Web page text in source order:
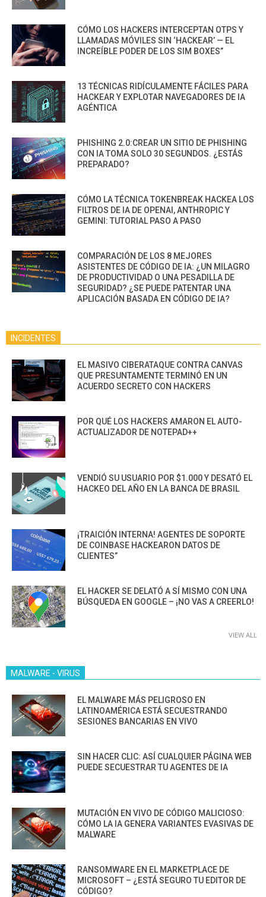
CÓMO LOS HACKERS INTERCEPTAN OTPS Y
LLAMADAS MÓVILES SIN ‘HACKEAR’ — EL
INCREÍBLE PODER DE LOS SIM BOXES”
13 TÉCNICAS RIDÍCULAMENTE FÁCILES PARA
HACKEAR Y EXPLOTAR NAVEGADORES DE IA
AGÉNTICA
PHISHING 2.0:CREAR UN SITIO DE PHISHING
CON IA TOMA SOLO 30 SEGUNDOS. ¿ESTÁS
PREPARADO?
CÓMO LA TÉCNICA TOKENBREAK HACKEA LOS
FILTROS DE IA DE OPENAI, ANTHROPIC Y
GEMINI: TUTORIAL PASO A PASO
COMPARACIÓN DE LOS 8 MEJORES
ASISTENTES DE CÓDIGO DE IA: ¿UN MILAGRO
DE PRODUCTIVIDAD O UNA PESADILLA DE
SEGURIDAD? ¿SE PUEDE PATENTAR UNA
APLICACIÓN BASADA EN CÓDIGO DE IA?
INCIDENTES
EL MASIVO CIBERATAQUE CONTRA CANVAS
QUE PRESUNTAMENTE TERMINÓ EN UN
ACUERDO SECRETO CON HACKERS
POR QUÉ LOS HACKERS AMARON EL AUTO-
ACTUALIZADOR DE NOTEPAD++
VENDIÓ SU USUARIO POR $1.000 Y DESATÓ EL
HACKEO DEL AÑO EN LA BANCA DE BRASIL
¡TRAICIÓN INTERNA! AGENTES DE SOPORTE
DE COINBASE HACKEARON DATOS DE
CLIENTES”
EL HACKER SE DELATÓ A SÍ MISMO CON UNA
BÚSQUEDA EN GOOGLE – ¡NO VAS A CREERLO!
VIEW ALL
MALWARE - VIRUS
EL MALWARE MÁS PELIGROSO EN
LATINOAMÉRICA ESTÁ SECUESTRANDO
SESIONES BANCARIAS EN VIVO
SIN HACER CLIC: ASÍ CUALQUIER PÁGINA WEB
PUEDE SECUESTRAR TU AGENTES DE IA
MUTACIÓN EN VIVO DE CÓDIGO MALICIOSO:
CÓMO LA IA GENERA VARIANTES EVASIVAS DE
MALWARE
RANSOMWARE EN EL MARKETPLACE DE
MICROSOFT – ¿ESTÁ SEGURO TU EDITOR DE
CÓDIGO?